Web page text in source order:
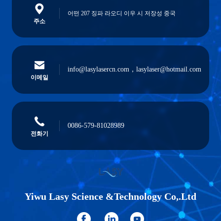
주소
어떤 207 징파 라오디 이우 시 저장성 중국
이메일
info@lasylasercn.com，lasylaser@hotmail.com
전화기
0086-579-81028989
Yiwu Lasy Science &Technology Co,.Ltd